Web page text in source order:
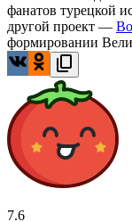
фанатов турецкой
другой проект —
формировании
7.6